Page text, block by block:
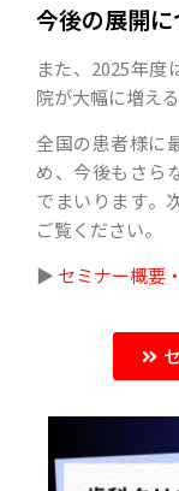
今後の展開に
また、2025年度
院が大幅に増え
全国の患者様に
め、今後もさら
でまいります。
ご覧ください。
▶︎ セミナー概要